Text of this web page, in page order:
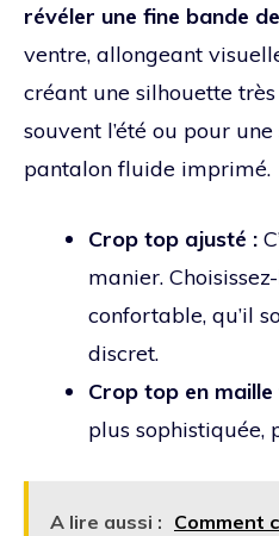
révéler une fine bande
ventre, allongeant
créant une silhouette très
souvent l’été ou pour
pantalon fluide imprimé.
Crop top ajusté :
manier.
confortable, qu’il
discret.
Crop top en maille
plus sophistiquée,
A lire aussi : Comment